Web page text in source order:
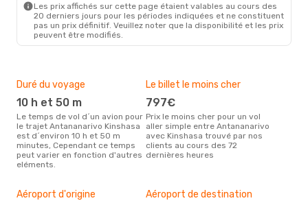
Les prix affichés sur cette page étaient valables au cours des
20 derniers jours pour les périodes indiquées et ne constituent
pas un prix définitif. Veuillez noter que la disponibilité et les prix
peuvent être modifiés.
Duré du voyage
10 h et 50 m
Le temps de vol d´un avion pour
le trajet Antananarivo Kinshasa
est d´environ 10 h et 50 m
minutes, Cependant ce temps
peut varier en fonction d'autres
eléments.
Le billet le moins cher
797€
Prix le moins cher pour un vol
aller simple entre Antananarivo
avec Kinshasa trouvé par nos
clients au cours des 72
dernières heures
Aéroport d'origine Aéroport de destination